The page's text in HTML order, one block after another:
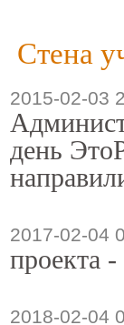
Стена
2015-02-03
день
2017-02-04
проекта
2018-02-04